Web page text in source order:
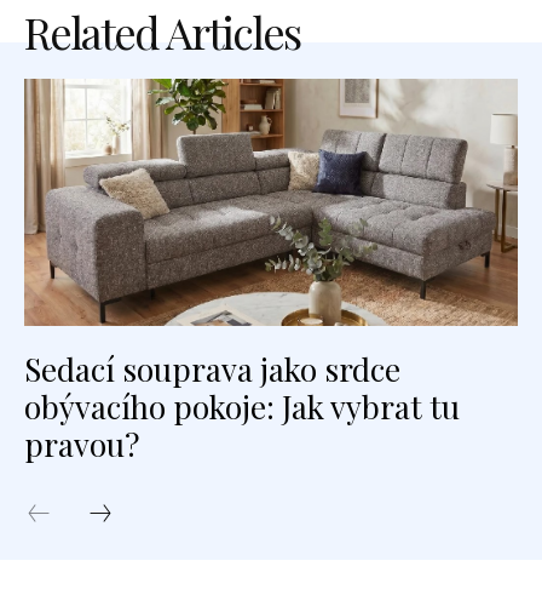
Related Articles
Sedací souprava jako srdce
obývacího pokoje: Jak vybrat tu
pravou?